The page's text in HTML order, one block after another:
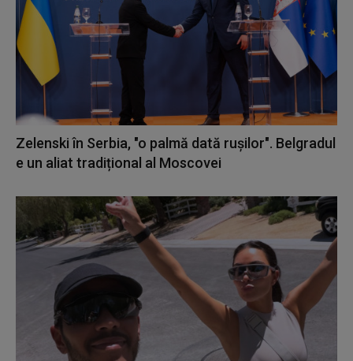
Zelenski în Serbia, "o palmă dată rușilor". Belgradul
e un aliat tradițional al Moscovei